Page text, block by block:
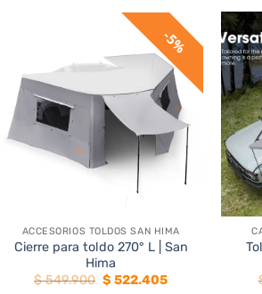
$ 249.900.
$ 237.405.
5%
ACCESORIOS TOLDOS SAN HIMA
Cierre para toldo 270° L | San
Hima
$549.900 El
$ 522.405El
+